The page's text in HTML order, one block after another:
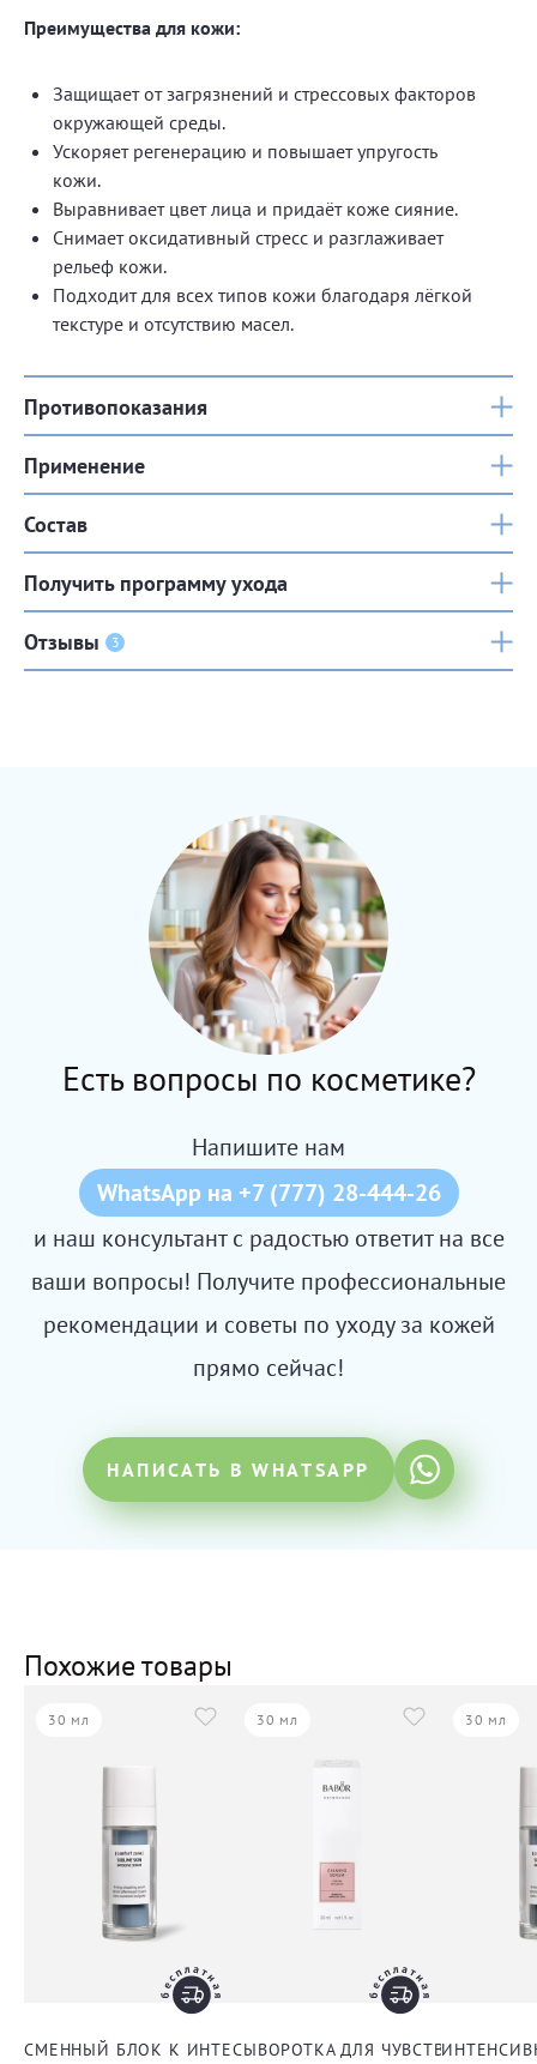
Преимущества для кожи:
Защищает от загрязнений и стрессовых факторов
окружающей среды.
Ускоряет регенерацию и повышает упругость
кожи.
Выравнивает цвет лица и придаёт коже сияние.
Снимает оксидативный стресс и разглаживает
рельеф кожи.
Подходит для всех типов кожи благодаря лёгкой
текстуре и отсутствию масел.
Противопоказания
Применение
Состав
Получить программу ухода
Отзывы 3
Есть вопросы по косметике?
Напишите нам
WhatsApp на +7 (777) 28-444-26
и наш консультант с радостью ответит на все
ваши вопросы! Получите профессиональные
рекомендации и советы по уходу за кожей
прямо сейчас!
НАПИСАТЬ В WHATSAPP
Похожие товары
30 мл
СМЕННЫЙ БЛОК К ИНТЕНСИВНОЙ ЛИФТИНГ-СЫВОРОТКЕ
30 мл
СЫВОРОТКА ДЛЯ
30 мл